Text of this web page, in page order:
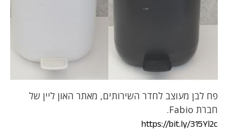
פח לבן מעוצב לחדר השירותים, מאתר האון ליין של
חברת Fabio.
https://bit.ly/315Yl2c